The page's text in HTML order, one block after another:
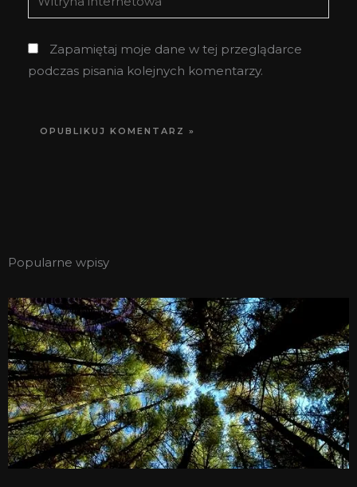
internetowa
Zapamiętaj moje dane w tej przeglądarce
podczas pisania kolejnych komentarzy.
Popularne wpisy